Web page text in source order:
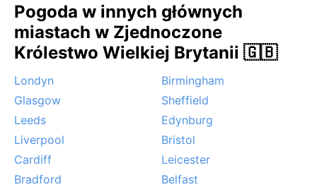
zdarzają się zwłaszcza jesienią i zimą. Porywiste
wiatry atlantyckie przynoszą wilgotne masy, ale
huragany i śnieżyce są tu niezwykle rzadkie. Pogoda
nieprzewidywalność nadaje miastu swoistego uroku.
Pogoda w innych głównych
miastach w Zjednoczone
Królestwo Wielkiej Brytanii 🇬🇧
Londyn
Birmingham
Glasgow
Sheffield
Leeds
Edynburg
Liverpool
Bristol
Cardiff
Leicester
Bradford
Belfast